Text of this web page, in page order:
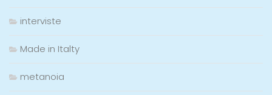
interviste
Made in Italty
metanoia